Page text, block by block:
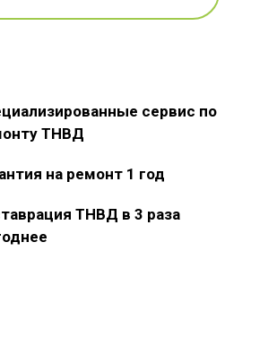
сервис по
ТНВД
на ремонт 1 год
ТНВД в 3 раза